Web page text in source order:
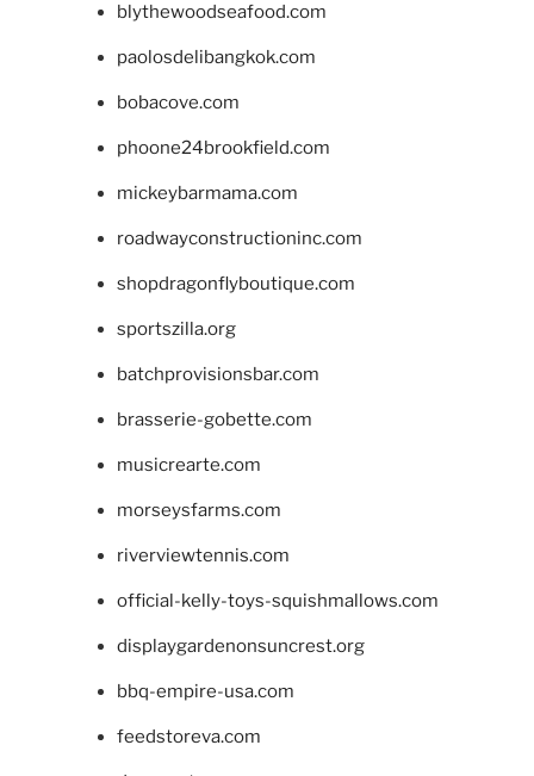
blythewoodseafood.com
paolosdelibangkok.com
bobacove.com
phoone24brookfield.com
mickeybarmama.com
roadwayconstructioninc.com
shopdragonflyboutique.com
sportszilla.org
batchprovisionsbar.com
brasserie-gobette.com
musicrearte.com
morseysfarms.com
riverviewtennis.com
official-kelly-toys-squishmallows.com
displaygardenonsuncrest.org
bbq-empire-usa.com
feedstoreva.com